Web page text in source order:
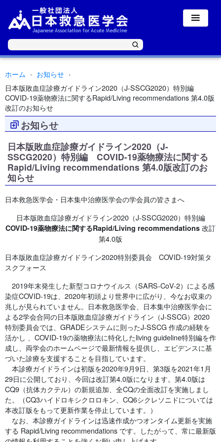
ホーム
お知らせ
日本版敗血症診療ガイドライン2020（J-SSCG2020）特別編
COVID-19薬物療法に関するRapid/Living recommendations 第4.0版
改訂のお知らせ
お知らせ
日本版敗血症診療ガイドライン2020（J-
SSCG2020）特別編 COVID-19薬物療法に関する
Rapid/Living recommendations 第4.0版改訂のお
知らせ
日本救急医学会・日本集中治療医学会の学会員の皆さまへ
日本版敗血症診療ガイドライン2020（J-SSCG2020）特別編
COVID-19薬物療法に関するRapid/Living recommendations 改訂
第4.0版
日本版敗血症診療ガイドライン2020特別委員会 COVID-19対策タ
スクフォース
2019年末発生した新型コロナウイルス（SARS-CoV-2）による感
染症COVID-19は、2020年初頭より世界中に広がり、今なお収束の
兆しが見られていません。日本救急医学会、日本集中治療医学会に
よる2学会合同の日本版敗血症診療ガイドライン（J-SSCG）2020
特別委員会では、GRADEシステムに則ったJ-SSCG 作成の経験を
活かし 、COVID-19の薬物療法に特化したliving guideline特別編を作
成し、両学会のホームページで最新情報を提供し、エビデンスに基
づいた診療を支援することを目指しています。
本診療ガイドラインは初版を2020年9月9日、第3版を2021年1月
29日に公開しており、今回は改訂第4.0版になります。第4.0版は
CQ9（抗体カクテル）の新規追加、全CQの全面改訂を実施しまし
た。（CQ3ハイドロキシクロロキン、CQ6シクレソニドについては
本改訂版をもって更新作業を停止しています。）
なお、本診療ガイドラインは迅速作成かつオンタイム更新を実施
する Rapid/Living recommendations です。したがって、常に最新版